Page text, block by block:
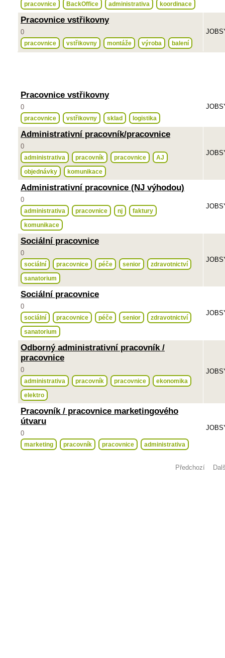
pracovnice BackOffice administrativa koordinace
Pracovnice vstřikovny
0
pracovnice vstřikovny montáže výroba balení
Pracovnice vstřikovny
0
pracovnice vstřikovny sklad logistika
Administrativní pracovník/pracovnice
0
administrativa pracovník pracovnice AJ
objednávky komunikace
Administrativní pracovnice (NJ výhodou)
0
administrativa pracovnice nj faktury
komunikace
Sociální pracovnice
0
sociální pracovnice péče senior zdravotnictví
sanatorium
Sociální pracovnice
0
sociální pracovnice péče senior zdravotnictví
sanatorium
Odborný administrativní pracovník /
pracovnice
0
administrativa pracovník pracovnice ekonomika
elektro
Pracovník / pracovnice marketingového
útvaru
0
marketing pracovník pracovnice administrativa
Předchozí